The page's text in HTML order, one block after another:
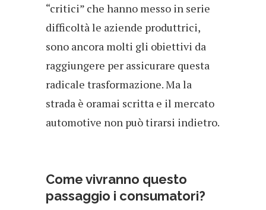
“critici” che hanno messo in serie
difficoltà le aziende produttrici,
sono ancora molti gli obiettivi da
raggiungere per assicurare questa
radicale trasformazione. Ma la
strada è oramai scritta e il mercato
automotive non può tirarsi indietro.
Come vivranno questo
passaggio i consumatori?